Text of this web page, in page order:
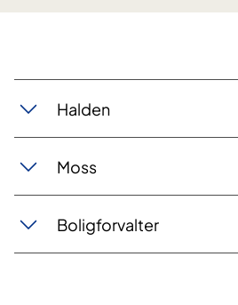
Halden
Moss
Boligforvalter